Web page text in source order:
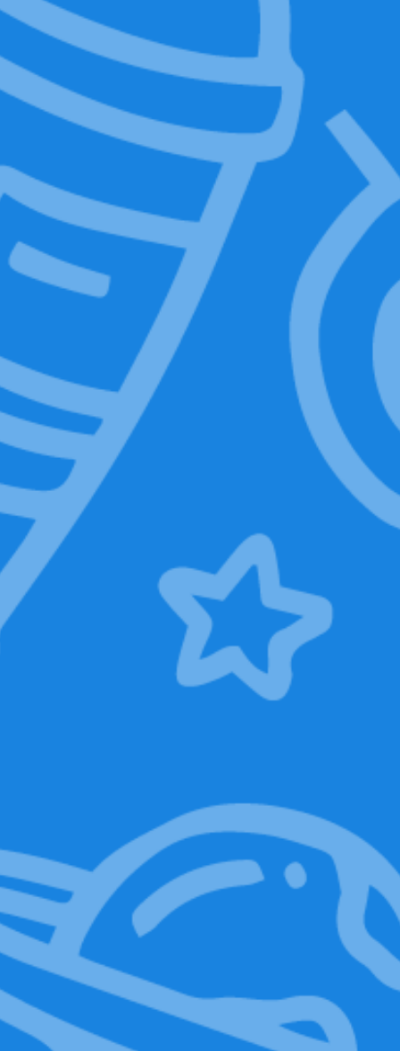
Il pianeta natale di Mr. Baggy
SCOPRI DI PIÙ